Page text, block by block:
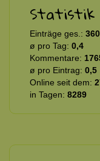
Statistik
Einträge ges.:
ø pro Tag: 0,4
Kommentare:
ø pro Eintrag: 0,5
Online seit dem:
in Tagen: 8289